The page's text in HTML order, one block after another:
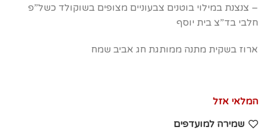
– צנצנת במילוי בוטנים צבעוניים מצופים בשוקולד כשל”פ
חלבי בד”צ בית יוסף
ארוז בשקית מתנה ממותגת חג אביב שמח
המלאי אזל
שמירה למועדפים